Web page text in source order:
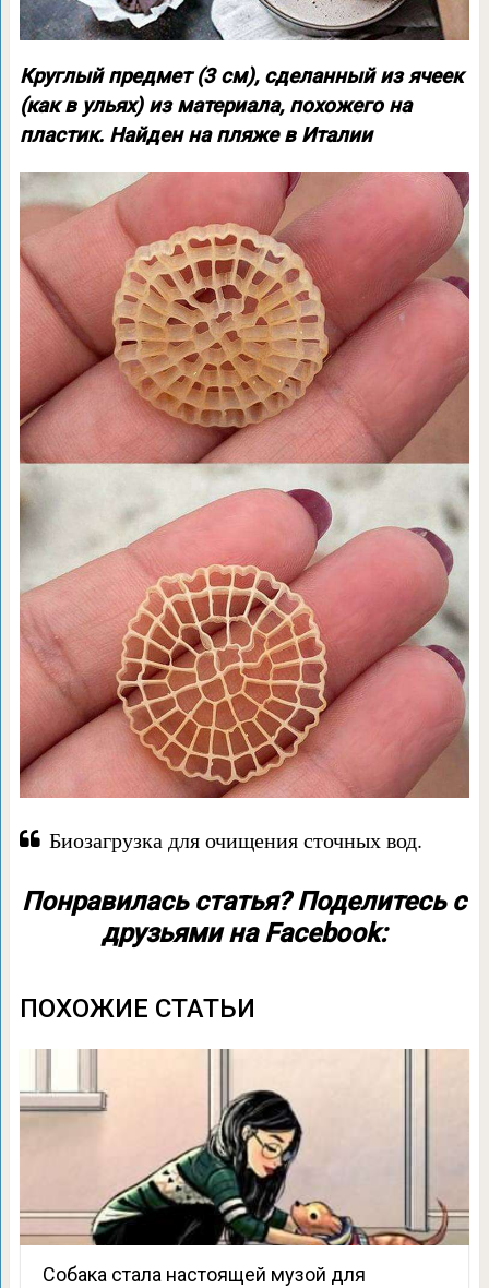
Круглый предмет (3 см), сделанный из ячеек
(как в ульях) из материала, похожего на
пластик. Найден на пляже в Италии
Биозагрузка для очищения сточных вод.
Понравилась статья? Поделитесь с
друзьями на Facebook:
ПОХОЖИЕ СТАТЬИ
Собака стала настоящей музой для